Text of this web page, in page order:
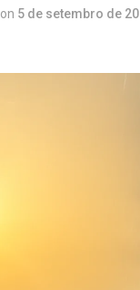
on 5 de setembro de